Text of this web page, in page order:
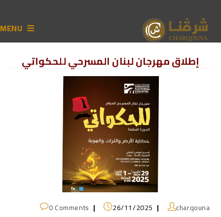
MENU
إطلاق مهرجان لبنان المسرحي للحكواتي
charqouna
26/11/2025
0 Comments